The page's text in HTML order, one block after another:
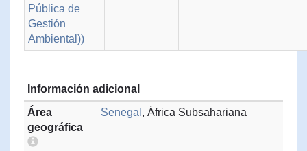
Pública de
Gestión
Ambiental))
Información adicional
Área
geográfica
Senegal , África Subsahariana